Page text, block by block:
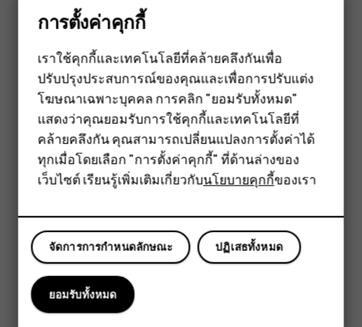
สมาร์ทโฟน
ฟีเจอร์โฟน
อุปกรณ์เสริม
แท็บเล็ต
การตั้งค่าคุกกี้
เราใช้คุกกี้และเทคโนโลยีที่คล้ายคลึงกันเพื่อ
ปรับปรุงประสบการณ์ของคุณและเพื่อการปรับแต่ง
โฆษณาเฉพาะบุคคล การคลิก "ยอมรับทั้งหมด"
แสดงว่าคุณยอมรับการใช้คุกกี้และเทคโนโลยีที่
คล้ายคลึงกัน คุณสามารถเปลี่ยนแปลงการตั้งค่าได้
ทุกเมื่อโดยเลือก "การตั้งค่าคุกกี้" ที่ด้านล่างของ
เว็บไซต์ เรียนรู้เพิ่มเติมเกี่ยวกับนโยบายคุกกี้ของเรา
ปฏิเสธทั้งหมด
จัดการการกำหนดลักษณะ
ยอมรับทั้งหมด